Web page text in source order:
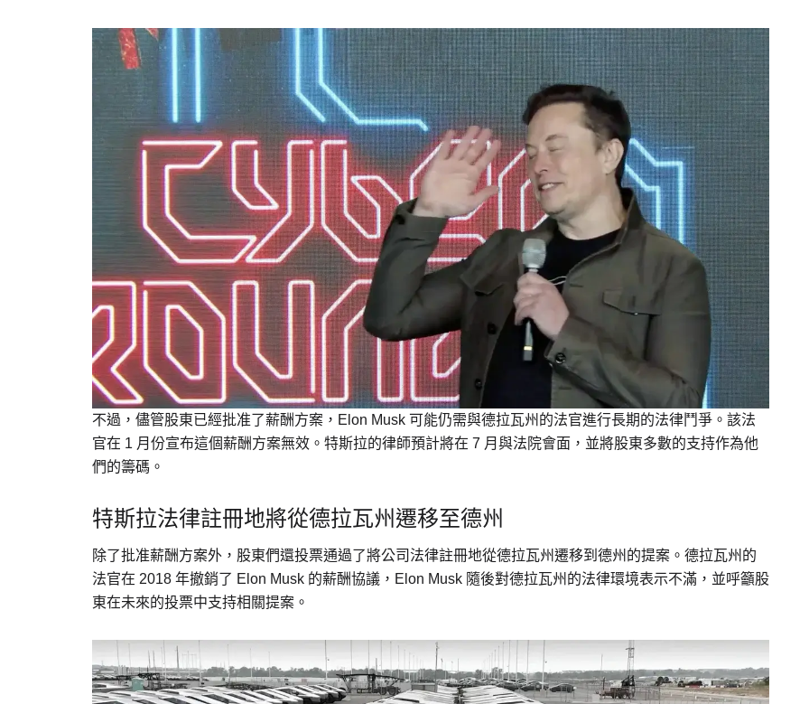
不過，儘管股東已經批准了薪酬方案，Elon Musk 可能仍需與德拉瓦州的法官進行長期的法律鬥爭。該法
官在 1 月份宣布這個薪酬方案無效。特斯拉的律師預計將在 7 月與法院會面，並將股東多數的支持作為他
們的籌碼。
特斯拉法律註冊地將從德拉瓦州遷移至德州
除了批准薪酬方案外，股東們還投票通過了將公司法律註冊地從德拉瓦州遷移到德州的提案。德拉瓦州的
法官在 2018 年撤銷了 Elon Musk 的薪酬協議，Elon Musk 隨後對德拉瓦州的法律環境表示不滿，並呼籲股
東在未來的投票中支持相關提案。